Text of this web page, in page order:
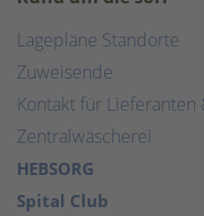
Lagepläne Standorte
Zuweisende
Kontakt für Lieferanten
Zentralwäscherei
HEBSORG
Spital Club